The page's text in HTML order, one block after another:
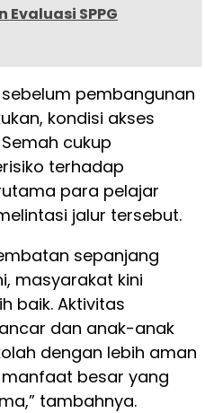
SPPG
pembangunan
kondisi akses
cukup
terhadap
para pelajar
jalur tersebut.
sepanjang
masyarakat kini
baik. Aktivitas
dan anak-anak
dengan lebih aman
besar yang
tambahnya.